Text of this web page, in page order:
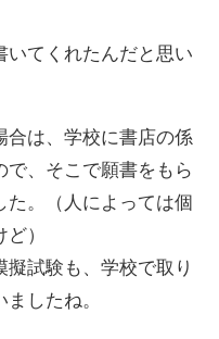
いてくれたんだと思い
合は、学校に書店の係
で、そこで願書をもら
た。（人によっては個
）
試験も、学校で取り
したね。